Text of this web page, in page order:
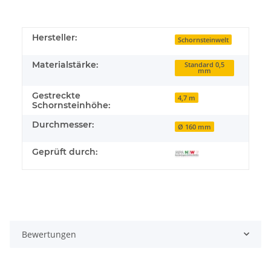
Hersteller: Schornsteinwelt
Materialstärke: Standard 0,5
mm
Gestreckte
Schornsteinhöhe:
4,7 m
Durchmesser: Ø 160 mm
Geprüft durch:
Bewertungen